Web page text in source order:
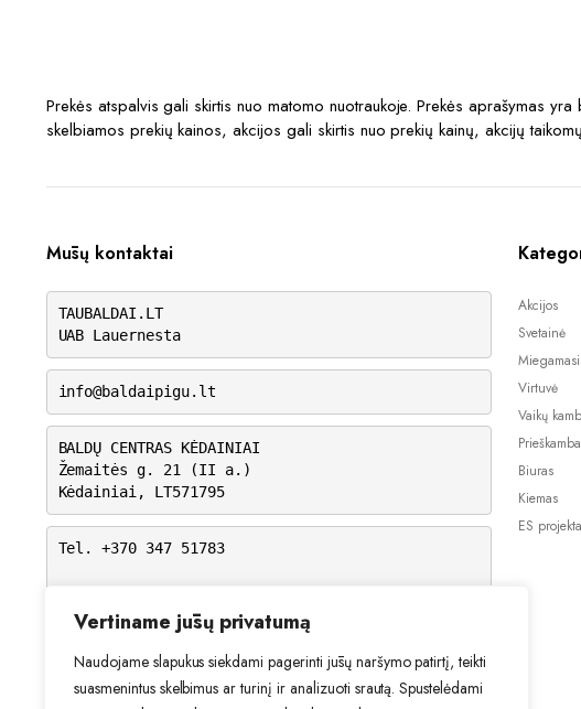
Vertiname jūsų privatumą
Naudojame slapukus siekdami pagerinti jūsų naršymo patirtį, teikti
suasmenintus skelbimus ar turinį ir analizuoti srautą. Spustelėdami
Prekės atspalvis gali skirtis nuo matomo nuotraukoje. Prekės aprašymas
skelbiamos prekių kainos, akcijos gali skirtis nuo prekių kainų, akcijų
Mūsų kontaktai
TAUBALDAI.LT
UAB Lauernesta
info@baldaipigu.lt
BALDŲ CENTRAS KĖDAINIAI
Žemaitės g. 21 (II a.)
Kėdainiai, LT571795
Tel. +370 347 51783
VI: 9.00 – 15.00
VII: Nedirbame
Akcijos
Svetainė
Virtuvė
Vaikų
Biuras
Kiemas
ES